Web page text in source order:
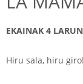
EKAINAK 4
Hiru sala, hiru giro!